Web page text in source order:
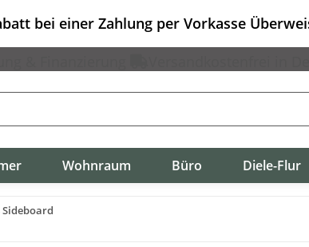
bei einer Zahlung per Vorkasse
Wohnraum Büro Diele-Flur